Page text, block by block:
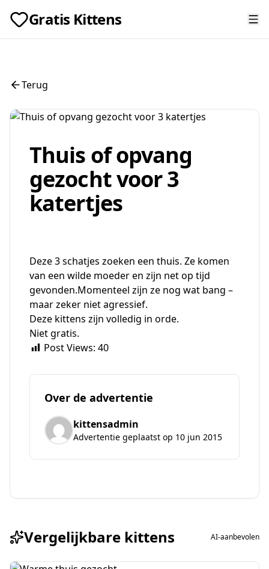
Gratis Kittens
Terug
Thuis of opvang
gezocht voor 3
katertjes
Deze 3 schatjes zoeken een thuis. Ze komen
van een wilde moeder en zijn net op tijd
gevonden.Momenteel zijn ze nog wat bang –
maar zeker niet agressief.
Deze kittens zijn volledig in orde.
Niet gratis.
Post Views: 40
Over de advertentie
kittensadmin
Advertentie geplaatst op 10 jun 2015
Vergelijkbare kittens AI-aanbevolen